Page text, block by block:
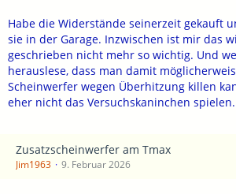
Habe die Widerstände seinerzeit gekauft
sie in der Garage. Inzwischen ist mir das
geschrieben nicht mehr so wichtig. Und
herauslese, dass man damit
Scheinwerfer wegen Überhitzung killen
eher nicht das Versuchskaninchen spielen.
Zusatzscheinwerfer am Tmax
Jim1963 9. Februar 2026